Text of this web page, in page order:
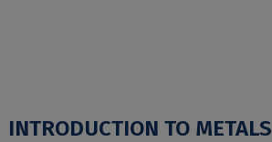
INTRODUCTION TO METALS